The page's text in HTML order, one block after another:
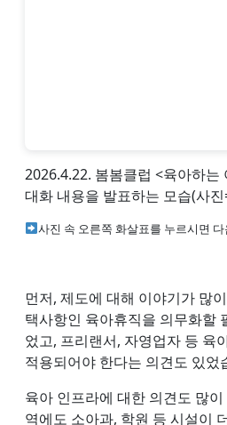
2026.4.22. 봄봄클럽 <육아하는
대화 내용을 발표하는 모습(사
사진 속 오른쪽 화살표를 누르시면
먼저, 제도에 대해 이야기가 많
택사항인 육아휴직을 의무화할
었고, 프리랜서, 자영업자 등 육
적용되어야 한다는 의견도 있었
육아 인프라에 대한 의견도 많
역에도 소아과, 학원 등 시설이